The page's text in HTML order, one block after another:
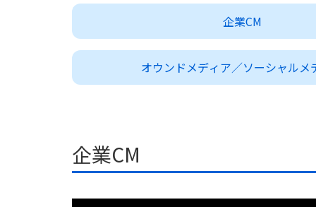
企業CM
オウンドメディア／ソーシャルメ
企業CM